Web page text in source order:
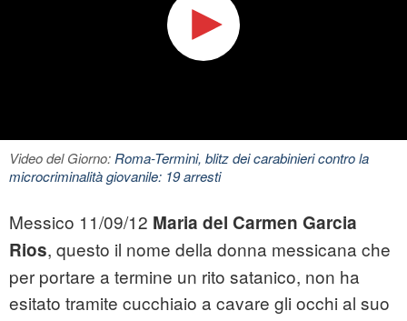
Video del Giorno:Roma-Termini, blitz dei carabinieri contro la
microcriminalità giovanile: 19 arresti
Messico 11/09/12 Maria del Carmen Garcia
Rios, questo il nome della donna messicana che
per portare a termine un rito satanico, non ha
esitato tramite cucchiaio a cavare gli occhi al suo